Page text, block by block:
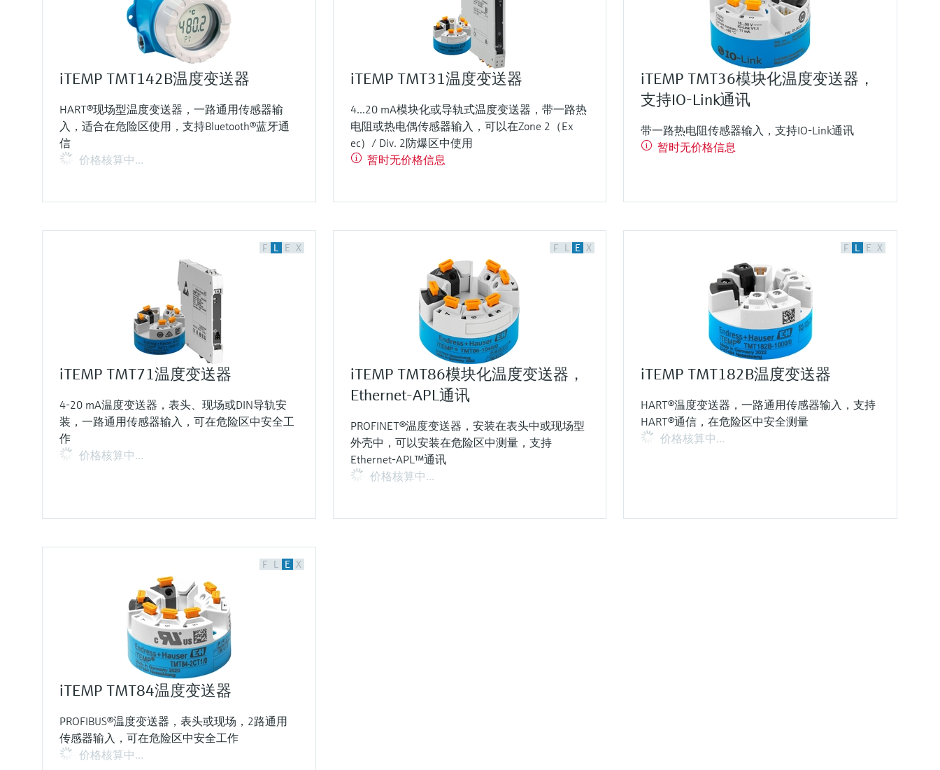
iTEMP TMT142B温度变送器
HART®现场型温度变送器，一路通用传感器输
入，适合在危险区使用，支持Bluetooth®蓝牙通
信
价格核算中…
iTEMP TMT31温度变送器
4...20 mA模块化或导轨式温度变送器，带一路热
电阻或热电偶传感器输入，可以在Zone 2（Ex
ec）/ Div. 2防爆区中使用
暂时无价格信息
iTEMP TMT36模块化温度变送器，
支持IO-Link通讯
带一路热电阻传感器输入，支持IO-Link通讯
暂时无价格信息
F L E X
iTEMP TMT71温度变送器
4-20 mA温度变送器，表头、现场或DIN导轨安
装，一路通用传感器输入，可在危险区中安全工
作
价格核算中…
F L E X
iTEMP TMT86模块化温度变送器，
Ethernet-APL通讯
PROFINET®温度变送器，安装在表头中或现场型
外壳中，可以安装在危险区中测量，支持
Ethernet-APL™通讯
价格核算中…
F L E X
iTEMP TMT182B温度变送器
HART®温度变送器，一路通用传感器输入，支持
HART®通信，在危险区中安全测量
价格核算中…
F L E X
iTEMP TMT84温度变送器
PROFIBUS®温度变送器，表头或现场，2路通用
传感器输入，可在危险区中安全工作
价格核算中…